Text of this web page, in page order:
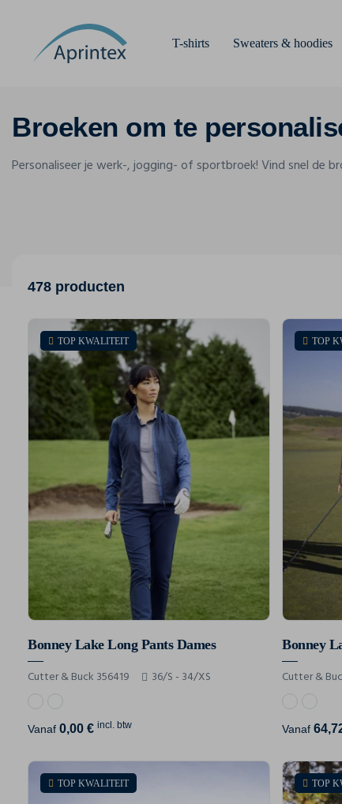
T-shirts Sweaters & hoodies
Broeken om te
Personaliseer je werk-, jogging- of sportbroek! Vind snel de
478 producten
TOP KWALITEIT
Bonney Lake Long Pants Dames
Cutter & Buck 356419 36/S - 34/XS
Vanaf 0,00 € incl. btw
TOP
Bonney
Cutter &
Vanaf
TOP KWALITEIT TOP